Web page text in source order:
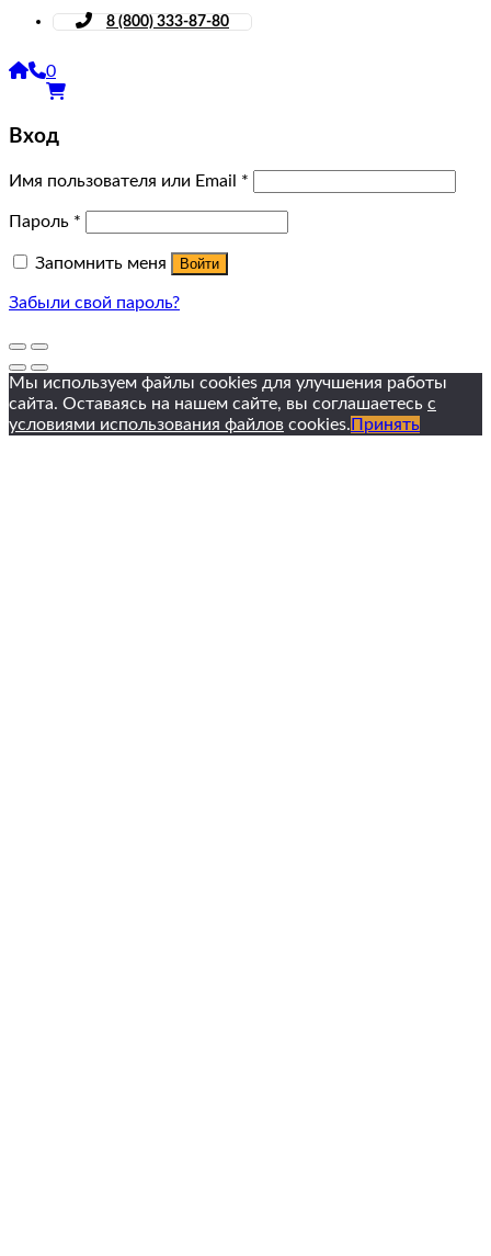
8 (800) 333-87-80
0
Вход
Имя пользователя или Email *
Пароль *
Запомнить меня Войти
Забыли свой пароль?
Мы используем файлы cookies для улучшения работы
сайта. Оставаясь на нашем сайте, вы соглашаетесь с
условиями использования файлов cookies. Принять